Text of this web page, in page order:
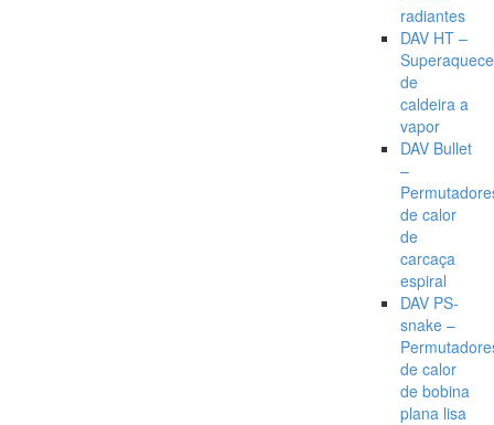
radiantes
DAV HT –
de
caldeira a
vapor
DAV Bullet
–
de calor
de
carcaça
espiral
DAV PS-
snake –
de calor
de bobina
plana lisa